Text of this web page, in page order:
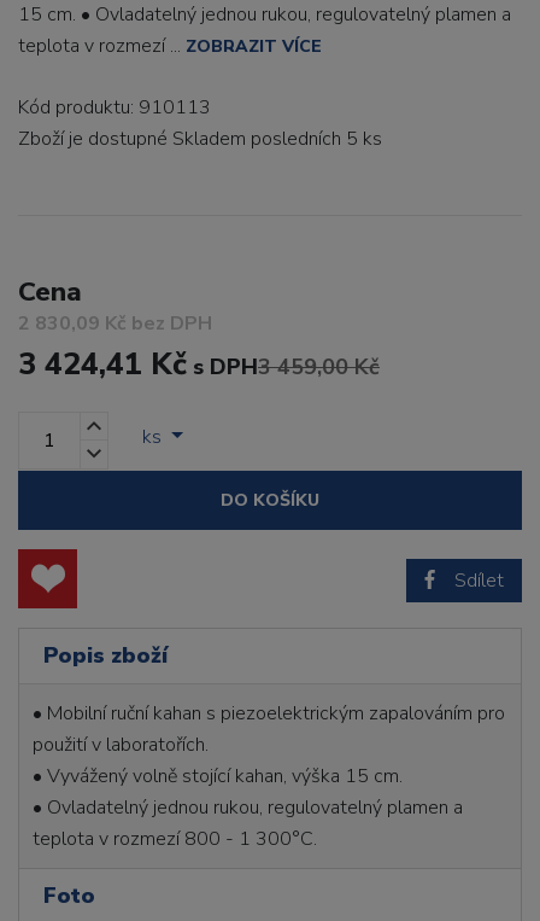
15 cm. • Ovladatelný jednou rukou, regulovatelný plamen a
teplota v rozmezí ... ZOBRAZIT VÍCE
Kód produktu: 910113
Zboží je dostupné Skladem posledních 5 ks
Cena
2 830,09 Kč bez DPH
3 424,41 Kč s DPH3 459,00 Kč
ks
DO KOŠÍKU
Sdílet
Popis zboží
• Mobilní ruční kahan s piezoelektrickým zapalováním pro
použití v laboratořích.
• Vyvážený volně stojící kahan, výška 15 cm.
• Ovladatelný jednou rukou, regulovatelný plamen a
teplota v rozmezí 800 - 1 300°C.
Foto